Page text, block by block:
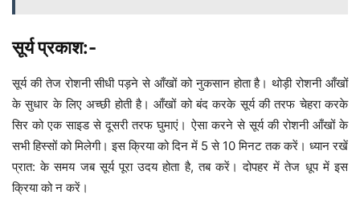
सूर्य प्रकाश:-
सूर्य की तेज रोशनी सीधी पड़ने से आँखों को नुकसान होता है। थोड़ी रोशनी आँखों
के सुधार के लिए अच्छी होती है। आँखों को बंद करके सूर्य की तरफ चेहरा करके
सिर को एक साइड से दूसरी तरफ घुमाएं। ऐसा करने से सूर्य की रोशनी आँखों के
सभी हिस्सों को मिलेगी। इस क्रिया को दिन में 5 से 10 मिनट तक करें। ध्यान रखें
प्रात: के समय जब सूर्य पूरा उदय होता है, तब करें। दोपहर में तेज धूप में इस
क्रिया को न करें।